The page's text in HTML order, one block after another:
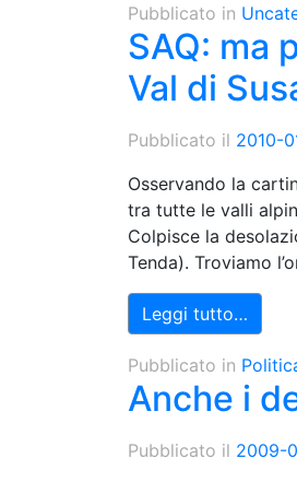
Pubblicato in
SAQ: ma
Val di
Pubblicato il 2010-
Osservando la
tra tutte le valli
Colpisce la
Tenda). Troviamo
Leggi tutto…
Pubblicato in
Anche i
Pubblicato il 2009-